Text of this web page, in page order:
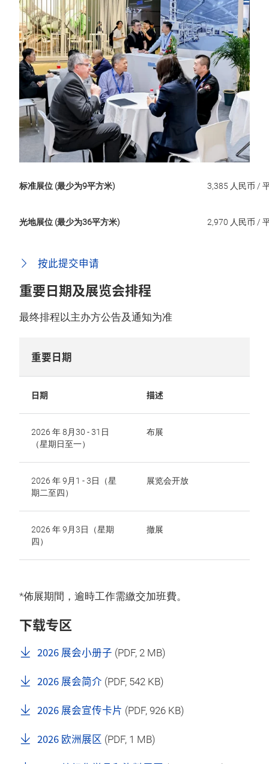
标准展位 (最少为9平方米) 3,385 人民币 /
光地展位 (最少为36平方米) 2,970 人民币 /
按此提交申请
重要日期及展览会排程
最终排程以主办方公告及通知为准
重要日期
日期 描述
2026 年 8月30 - 31日
（星期日至一）
布展
2026 年 9月1 - 3日（星
期二至四）
展览会开放
2026 年 9月3日（星期
四）
撤展
*佈展期間，逾時工作需繳交加班費。
下载专区
2026 展会小册子 (PDF, 2 MB)
2026 展会简介 (PDF, 542 KB)
2026 展会宣传卡片 (PDF, 926 KB)
2026 欧洲展区 (PDF, 1 MB)